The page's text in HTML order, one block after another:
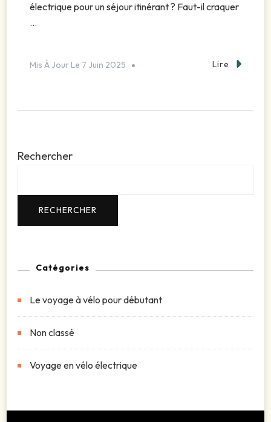
électrique pour un séjour itinérant ? Faut-il craquer
…
Mis À Jour Le 7 Juin 2025 Lire
Rechercher
RECHERCHER
Catégories
Le voyage à vélo pour débutant
Non classé
Voyage en vélo électrique